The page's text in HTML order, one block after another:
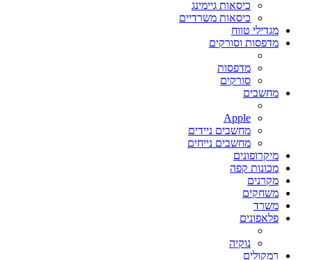
כיסאות גיימינג
כיסאות משרדיים
מגדילי טווח
מדפסות וסורקים
מדפסות
סורקים
מחשבים
Apple
מחשבים ניידים
מחשבים נייחים
מיקרופונים
מכונות קפה
מקרנים
משחקים
משרד
פלאפונים
נוקיה
רמקולים